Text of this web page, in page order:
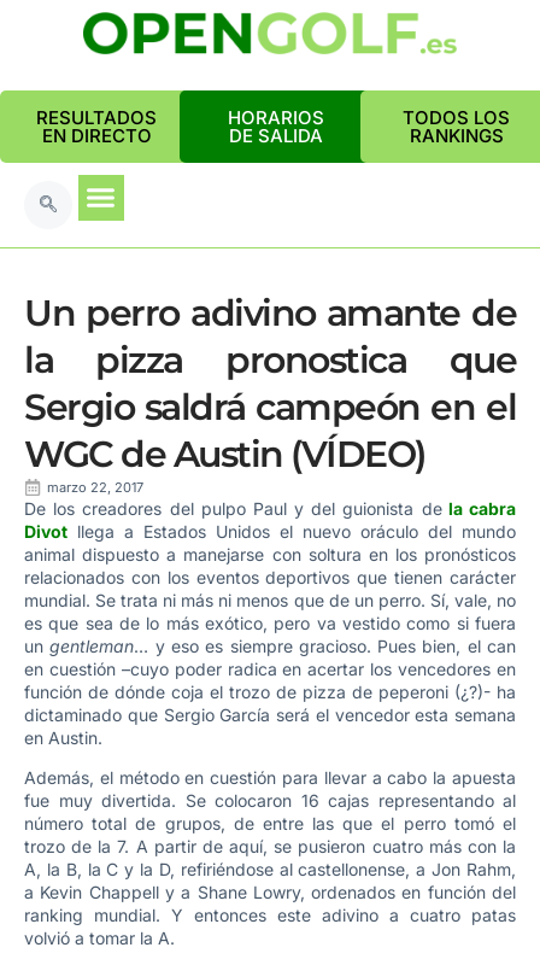
RESULTADOS
EN DIRECTO
HORARIOS
DE SALIDA
TODOS LOS
RANKINGS
Un perro adivino amante de
la pizza pronostica que
Sergio saldrá campeón en el
WGC de Austin (VÍDEO)
marzo 22, 2017
De los creadores del pulpo Paul y del guionista de la cabra
Divot llega a Estados Unidos el nuevo oráculo del mundo
animal dispuesto a manejarse con soltura en los pronósticos
relacionados con los eventos deportivos que tienen carácter
mundial. Se trata ni más ni menos que de un perro. Sí, vale, no
es que sea de lo más exótico, pero va vestido como si fuera
ungentleman… y eso es siempre gracioso. Pues bien, el can
en cuestión –cuyo poder radica en acertar los vencedores en
función de dónde coja el trozo de pizza de peperoni (¿?)- ha
dictaminado que Sergio García será el vencedor esta semana
en Austin.
Además, el método en cuestión para llevar a cabo la apuesta
fue muy divertida. Se colocaron 16 cajas representando al
número total de grupos, de entre las que el perro tomó el
trozo de la 7. A partir de aquí, se pusieron cuatro más con la
A, la B, la C y la D, refiriéndose al castellonense, a Jon Rahm,
a Kevin Chappell y a Shane Lowry, ordenados en función del
ranking mundial. Y entonces este adivino a cuatro patas
volvió a tomar la A.